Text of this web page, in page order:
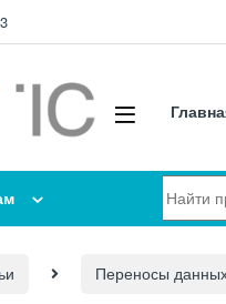
Переносы